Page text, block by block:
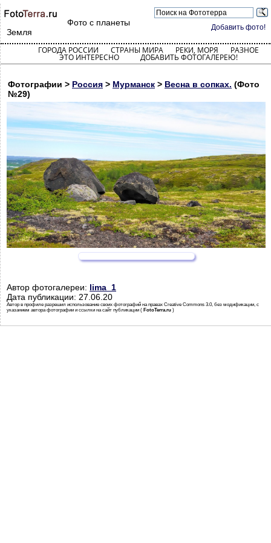
Добавить фото!
Фото с планеты
Земля
ГОРОДА РОССИИ СТРАНЫ МИРА РЕКИ, МОРЯ РАЗНОЕ
ЭТО ИНТЕРЕСНО ДОБАВИТЬ ФОТОГАЛЕРЕЮ!
Фотографии > Россия > Мурманск > Весна в сопках. (Фото
№29)
Автор фотогалереи: lima_1
Дата публикации: 27.06.20
Автор в профиле разрешил использование своих фотографий на правах Creative Commons 3.0, без модификации, с
указанием автора фотографии и ссылки на сайт публикации ( FotoTerra.ru )